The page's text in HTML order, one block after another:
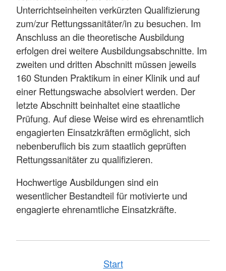
Unterrichtseinheiten verkürzten Qualifizierung
zum/zur Rettungssanitäter/in zu besuchen. Im
Anschluss an die theoretische Ausbildung
erfolgen drei weitere Ausbildungsabschnitte. Im
zweiten und dritten Abschnitt müssen jeweils
160 Stunden Praktikum in einer Klinik und auf
einer Rettungswache absolviert werden. Der
letzte Abschnitt beinhaltet eine staatliche
Prüfung. Auf diese Weise wird es ehrenamtlich
engagierten Einsatzkräften ermöglicht, sich
nebenberuflich bis zum staatlich geprüften
Rettungssanitäter zu qualifizieren.
Hochwertige Ausbildungen sind ein
wesentlicher Bestandteil für motivierte und
engagierte ehrenamtliche Einsatzkräfte.
Start